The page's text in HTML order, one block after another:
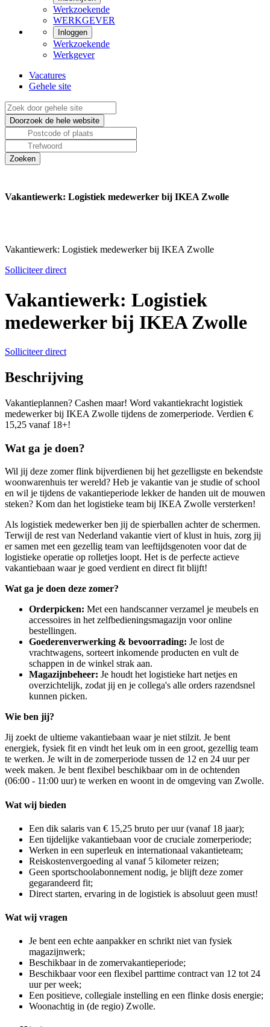
Werkzoekende
WERKGEVER
Inloggen
Werkzoekende
Werkgever
Vacatures
Gehele site
Vakantiewerk: Logistiek medewerker bij IKEA Zwolle
Vakantiewerk: Logistiek medewerker bij IKEA Zwolle
Solliciteer direct
Vakantiewerk: Logistiek
medewerker bij IKEA Zwolle
Solliciteer direct
Beschrijving
Vakantieplannen? Cashen maar! Word vakantiekracht logistiek
medewerker bij IKEA Zwolle tijdens de zomerperiode. Verdien €
15,25 vanaf 18+!
Wat ga je doen?
Wil jij deze zomer flink bijverdienen bij het gezelligste en bekendste
woonwarenhuis ter wereld? Heb je vakantie van je studie of school
en wil je tijdens de vakantieperiode lekker de handen uit de mouwen
steken? Kom dan het logistieke team bij IKEA Zwolle versterken!
Als logistiek medewerker ben jij de spierballen achter de schermen.
Terwijl de rest van Nederland vakantie viert of klust in huis, zorg jij
er samen met een gezellig team van leeftijdsgenoten voor dat de
logistieke operatie op rolletjes loopt. Het is de perfecte actieve
vakantiebaan waar je goed verdient en direct fit blijft!
Wat ga je doen deze zomer?
Orderpicken: Met een handscanner verzamel je meubels en
accessoires in het zelfbedieningsmagazijn voor online
bestellingen.
Goederenverwerking & bevoorrading: Je lost de
vrachtwagens, sorteert inkomende producten en vult de
schappen in de winkel strak aan.
Magazijnbeheer: Je houdt het logistieke hart netjes en
overzichtelijk, zodat jij en je collega's alle orders razendsnel
kunnen picken.
Wie ben jij?
Jij zoekt de ultieme vakantiebaan waar je niet stilzit. Je bent
energiek, fysiek fit en vindt het leuk om in een groot, gezellig team
te werken. Je wilt in de zomerperiode tussen de 12 en 24 uur per
week maken. Je bent flexibel beschikbaar om in de ochtenden
(06:00 - 11:00 uur) te werken en woont in de omgeving van Zwolle.
Wat wij bieden
Een dik salaris van € 15,25 bruto per uur (vanaf 18 jaar);
Een tijdelijke vakantiebaan voor de cruciale zomerperiode;
Werken in een superleuk en internationaal vakantieteam;
Reiskostenvergoeding al vanaf 5 kilometer reizen;
Geen sportschoolabonnement nodig, je blijft deze zomer
gegarandeerd fit;
Direct starten, ervaring in de logistiek is absoluut geen must!
Wat wij vragen
Je bent een echte aanpakker en schrikt niet van fysiek
magazijnwerk;
Beschikbaar in de zomervakantieperiode;
Beschikbaar voor een flexibel parttime contract van 12 tot 24
uur per week;
Een positieve, collegiale instelling en een flinke dosis energie;
Woonachtig in (de regio) Zwolle.